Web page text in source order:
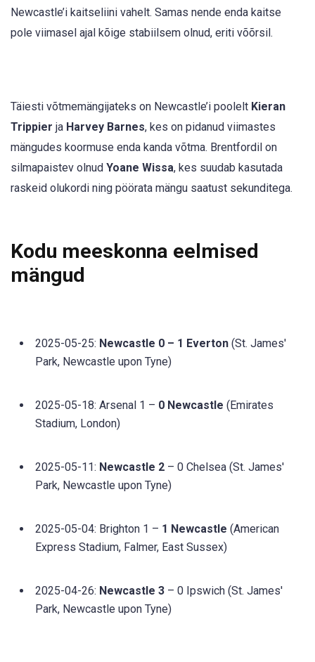
Newcastle’i kaitseliini vahelt. Samas nende enda kaitse
pole viimasel ajal kõige stabiilsem olnud, eriti võõrsil.
Täiesti võtmemängijateks on Newcastle’i poolelt Kieran
Trippier ja Harvey Barnes, kes on pidanud viimastes
mängudes koormuse enda kanda võtma. Brentfordil on
silmapaistev olnud Yoane Wissa, kes suudab kasutada
raskeid olukordi ning pöörata mängu saatust sekunditega.
Kodu meeskonna eelmised
mängud
2025-05-25: Newcastle 0 – 1 Everton (St. James'
Park, Newcastle upon Tyne)
2025-05-18: Arsenal 1 – 0 Newcastle (Emirates
Stadium, London)
2025-05-11: Newcastle 2 – 0 Chelsea (St. James'
Park, Newcastle upon Tyne)
2025-05-04: Brighton 1 – 1 Newcastle (American
Express Stadium, Falmer, East Sussex)
2025-04-26: Newcastle 3 – 0 Ipswich (St. James'
Park, Newcastle upon Tyne)